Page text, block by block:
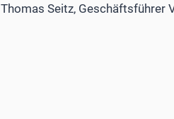
Thomas Seitz, Geschäftsführer